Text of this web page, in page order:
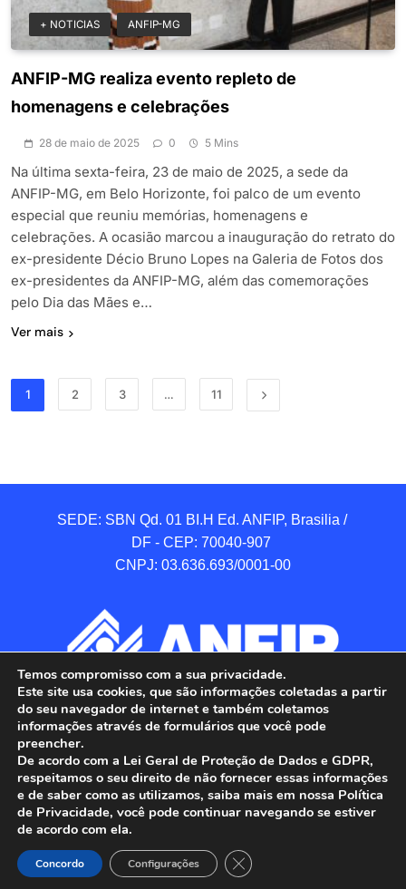
+ NOTICIAS ANFIP-MG
ANFIP-MG realiza evento repleto de
homenagens e celebrações
28 de maio de 2025 0 5 Mins
Na última sexta-feira, 23 de maio de 2025, a sede da
ANFIP-MG, em Belo Horizonte, foi palco de um evento
especial que reuniu memórias, homenagens e
celebrações. A ocasião marcou a inauguração do retrato do
ex-presidente Décio Bruno Lopes na Galeria de Fotos dos
ex-presidentes da ANFIP-MG, além das comemorações
pelo Dia das Mães e…
Ver mais
1 2 3 … 11
SEDE: SBN Qd. 01 BI.H Ed. ANFIP, Brasilia /
DF - CEP: 70040-907
CNPJ: 03.636.693/0001-00
ANFIP - Associação Nacional dos Auditores
Fiscais da Receita Federal do Brasil.
Todos os Direitos Reservados.
Temos compromisso com a sua privacidade.
Este site usa cookies, que são informações coletadas a partir
do seu navegador de internet e também coletamos
informações através de formulários que você pode
preencher.
De acordo com a Lei Geral de Proteção de Dados e GDPR,
respeitamos o seu direito de não fornecer essas informações
e de saber como as utilizamos, saiba mais em nossa Política
de Privacidade, você pode continuar navegando se estiver
de acordo com ela.
Concordo Configurações Close GDPR Cookie Banner